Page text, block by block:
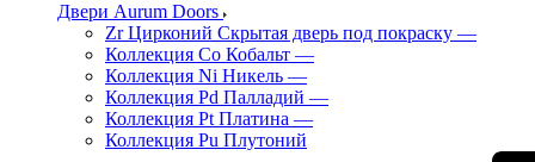
Двери Aurum Doors
Zr Цирконий Скрытая дверь под покраску —
Коллекция Co Кобальт —
Коллекция Ni Никель —
Коллекция Pd Палладий —
Коллекция Pt Платина —
Коллекция Pu Плутоний